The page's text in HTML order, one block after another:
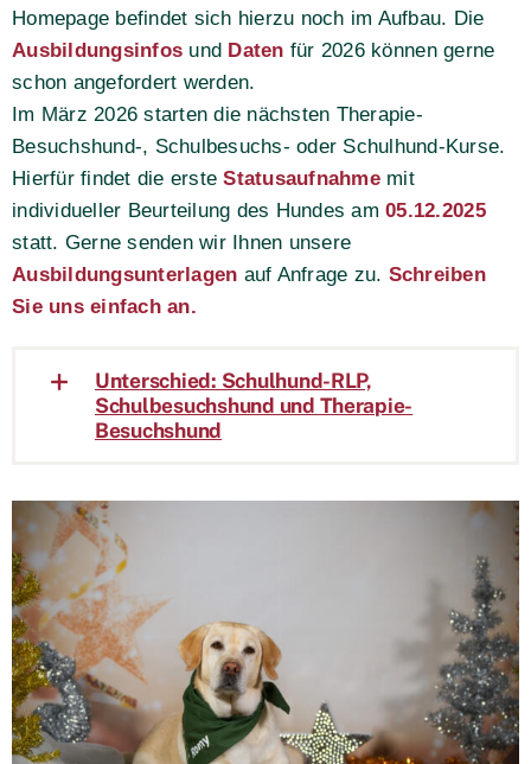
Homepage befindet sich hierzu noch im Aufbau. Die
Ausbildungsinfos und Daten für 2026 können gerne
schon angefordert werden.
Im März 2026 starten die nächsten Therapie-
Besuchshund-, Schulbesuchs- oder Schulhund-Kurse.
Hierfür findet die ersteStatusaufnahmemit
individueller Beurteilung des Hundes am05.12.2025
statt. Gerne senden wir Ihnen unsere
Ausbildungsunterlagen auf Anfrage zu. Schreiben
Sie uns einfach an.
Unterschied: Schulhund-RLP,
Schulbesuchshund und Therapie-
Besuchshund